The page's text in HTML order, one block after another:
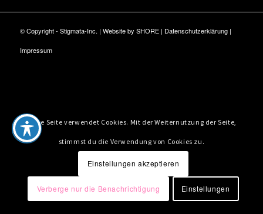
© Copyright - Stigmata-Inc. | Website by SHORE| Datenschutzerklärung|
Impressum
Diese Seite verwendet Cookies. Mit der Weiternutzung der Seite,
stimmst du die Verwendung von Cookies zu.
Einstellungen akzeptieren
Verberge nur die Benachrichtigung Einstellungen